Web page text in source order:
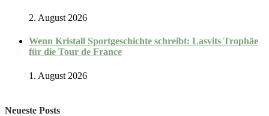
2. August 2026
Wenn Kristall Sportgeschichte schreibt: Lasvits Trophäe
für die Tour de France
1. August 2026
Neueste Posts